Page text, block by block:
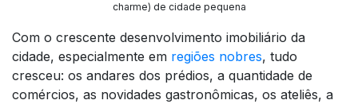
charme) de cidade pequena
Com o crescente desenvolvimento imobiliário da
cidade, especialmente em regiões nobres, tudo
cresceu: os andares dos prédios, a quantidade de
comércios, as novidades gastronômicas, os ateliês, a